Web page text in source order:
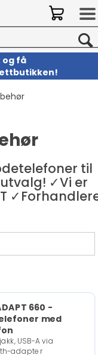
og få
til
✓Vi er
660 -
med
USB-A via
adapter